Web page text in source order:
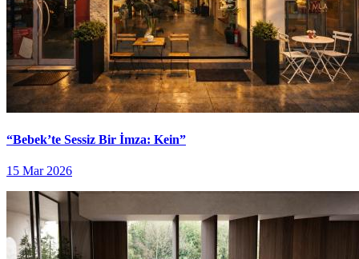
“Bebek’te Sessiz Bir İmza: Kein”
15 Mar 2026